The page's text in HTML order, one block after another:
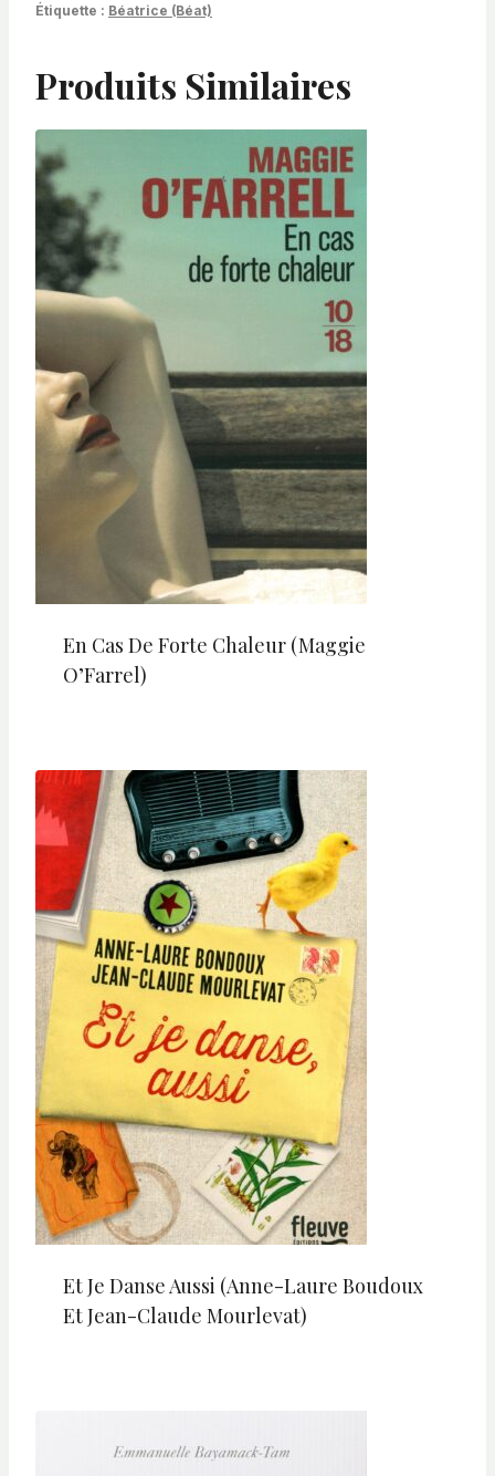
Étiquette : Béatrice (Béat)
Produits Similaires
En Cas De Forte Chaleur (Maggie
O’Farrel)
Et Je Danse Aussi (Anne-Laure Boudoux
Et Jean-Claude Mourlevat)